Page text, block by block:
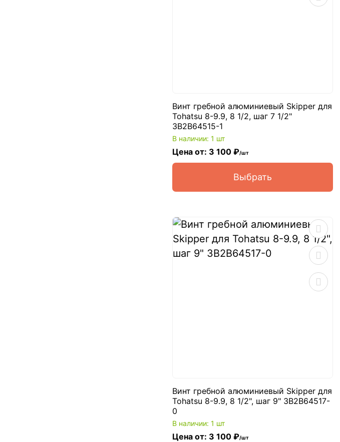
Винт гребной алюминиевый Skipper для
Tohatsu 8-9.9, 8 1/2, шаг 7 1/2"
3B2B64515-1
В наличии: 1 шт
Цена от: 3 100 ₽/шт
Выбрать
Винт гребной алюминиевый Skipper для
Tohatsu 8-9.9, 8 1/2", шаг 9" 3B2B64517-
0
В наличии: 1 шт
Цена от: 3 100 ₽/шт